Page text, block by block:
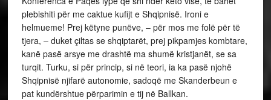
plebishiti për me caktue kufijt e Shqipnisë. Ironi e
helmueme! Prej këtyne punëve, – për mos me folë për të
tjera, – duket çiltas se shqiptarët, prej pikpamjes kombtare,
kanë pasë arsye me drashtë ma shumë kristjanët, se sa
turqit. Turku, si për princip, si në teori, ia ka pasë njohë
Shqipnisë njifarë autonomie, sadoqë me Skanderbeun e
pat kundërshtue përparimin e tij në Ballkan.